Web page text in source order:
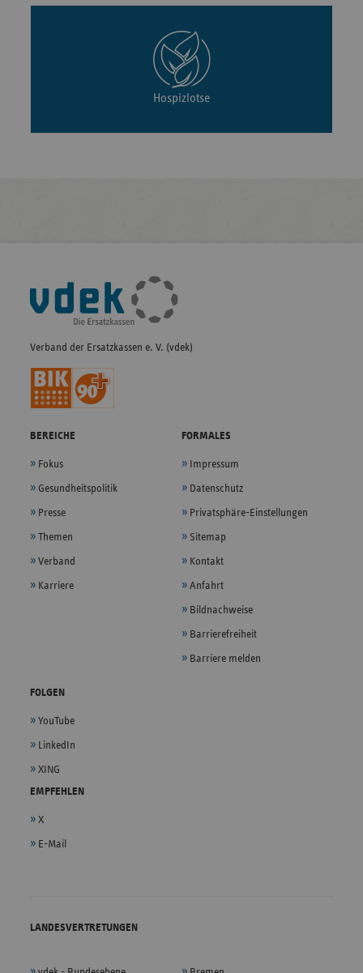
Hospizlotse
Fußleisten-
Navigation
Verband der Ersatzkassen e. V. (vdek)
BEREICHE
Fokus
Gesundheitspolitik
Presse
Themen
Verband
Karriere
FORMALES
Impressum
Datenschutz
Privatsphäre-Einstellungen
Sitemap
Kontakt
Anfahrt
Bildnachweise
Barrierefreiheit
Barriere melden
FOLGEN
YouTube
LinkedIn
XING
EMPFEHLEN
X
E-Mail
LANDESVERTRETUNGEN